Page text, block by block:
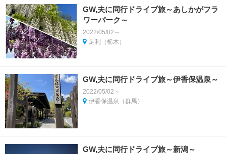
GW,夫に同行ドライブ旅～あしかがフラ
ワーパーク～
2022/05/02～
足利（栃木）
GW,夫に同行ドライブ旅～伊香保温泉～
2022/05/02～
伊香保温泉（群馬）
GW,夫に同行ドライブ旅～新潟～